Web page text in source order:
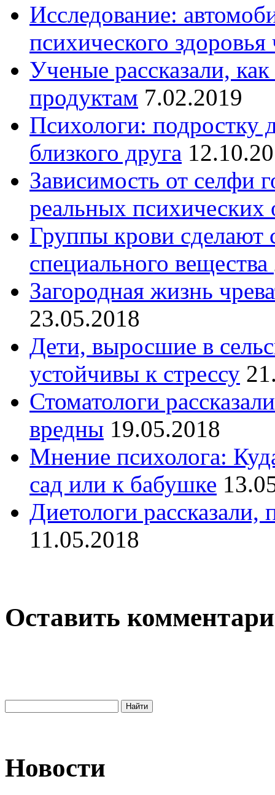
Исследование:
психического здоровья
Ученые рассказали,
продуктам 7.02.2019
Психологи: подростку
близкого друга
Зависимость от селфи
реальных психических
Группы крови
специального вещества
Загородная жизнь
23.05.2018
Дети, выросшие в
устойчивы к стрессу
Стоматологи
вредны 19.05.2018
Мнение психолога:
сад или к бабушке
Диетологи
11.05.2018
Оставить
Новости